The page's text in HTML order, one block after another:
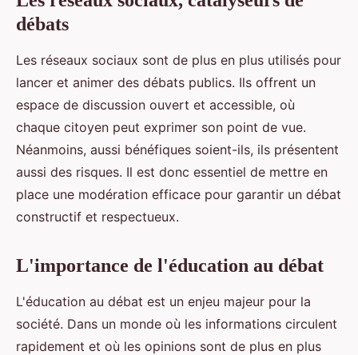
débats
Les réseaux sociaux sont de plus en plus utilisés pour
lancer et animer des débats publics. Ils offrent un
espace de discussion ouvert et accessible, où
chaque citoyen peut exprimer son point de vue.
Néanmoins, aussi bénéfiques soient-ils, ils présentent
aussi des risques. Il est donc essentiel de mettre en
place une modération efficace pour garantir un débat
constructif et respectueux.
L'importance de l'éducation au débat
L'éducation au débat est un enjeu majeur pour la
société. Dans un monde où les informations circulent
rapidement et où les opinions sont de plus en plus